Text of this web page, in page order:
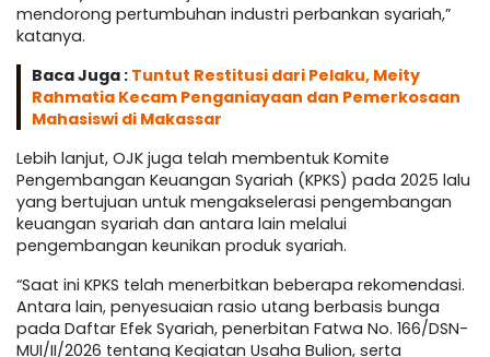
mendorong pertumbuhan industri perbankan syariah,”
katanya.
Baca Juga : Tuntut Restitusi dari Pelaku, Meity
Rahmatia Kecam Penganiayaan dan Pemerkosaan
Mahasiswi di Makassar
Lebih lanjut, OJK juga telah membentuk Komite
Pengembangan Keuangan Syariah (KPKS) pada 2025 lalu
yang bertujuan untuk mengakselerasi pengembangan
keuangan syariah dan antara lain melalui
pengembangan keunikan produk syariah.
“Saat ini KPKS telah menerbitkan beberapa rekomendasi.
Antara lain, penyesuaian rasio utang berbasis bunga
pada Daftar Efek Syariah, penerbitan Fatwa No. 166/DSN-
MUI/II/2026 tentang Kegiatan Usaha Bulion, serta